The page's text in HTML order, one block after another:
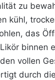
zu
kühl,
das
binnen
vollen
durch die